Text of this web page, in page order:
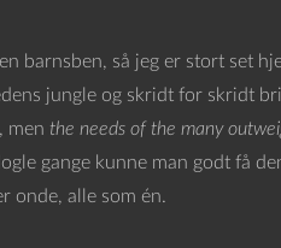
barnsben, så jeg er stort set
jungle og skridt for skridt
men the needs of the many
gange kunne man godt få
onde, alle som én.